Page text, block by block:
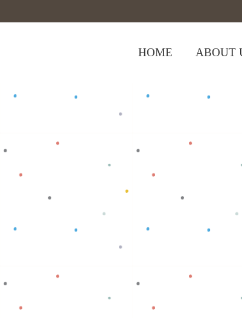
HOME ABOUT
Shop> ,